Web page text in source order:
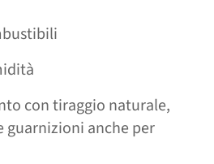
con tiraggio naturale,
anche per